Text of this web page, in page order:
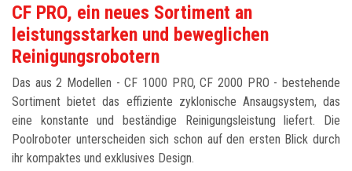
CF PRO, ein neues Sortiment an
leistungsstarken und beweglichen
Reinigungsrobotern
Das aus 2 Modellen - CF 1000 PRO, CF 2000 PRO - bestehende
Sortiment bietet das effiziente zyklonische Ansaugsystem, das
eine konstante und beständige Reinigungsleistung liefert. Die
Poolroboter unterscheiden sich schon auf den ersten Blick durch
ihr kompaktes und exklusives Design.